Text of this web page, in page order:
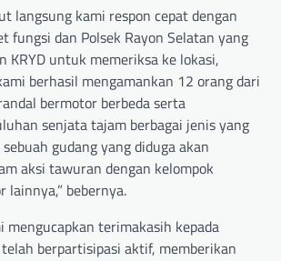
langsung kami respon cepat dengan
fungsi dan Polsek Rayon Selatan yang
KRYD untuk memeriksa ke lokasi,
berhasil mengamankan 12 orang dari
bermotor berbeda serta
senjata tajam berbagai jenis yang
gudang yang diduga akan
aksi tawuran dengan kelompok
lainnya,” bebernya.
mengucapkan terimakasih kepada
berpartisipasi aktif, memberikan